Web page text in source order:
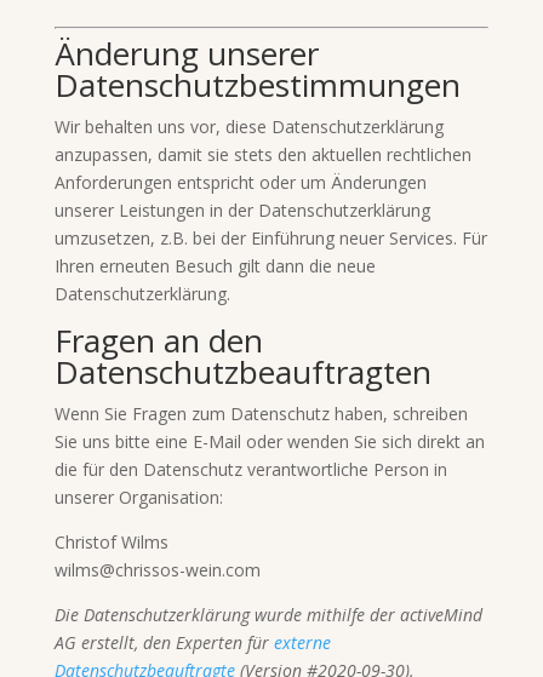
Änderung unserer
Datenschutzbestimmungen
Wir behalten uns vor, diese Datenschutzerklärung
anzupassen, damit sie stets den aktuellen rechtlichen
Anforderungen entspricht oder um Änderungen
unserer Leistungen in der Datenschutzerklärung
umzusetzen, z.B. bei der Einführung neuer Services. Für
Ihren erneuten Besuch gilt dann die neue
Datenschutzerklärung.
Fragen an den
Datenschutzbeauftragten
Wenn Sie Fragen zum Datenschutz haben, schreiben
Sie uns bitte eine E-Mail oder wenden Sie sich direkt an
die für den Datenschutz verantwortliche Person in
unserer Organisation:
Christof Wilms
wilms@chrissos-wein.com
Die Datenschutzerklärung wurde mithilfe der activeMind
AG erstellt, den Experten für externe
Datenschutzbeauftragte(Version #2020-09-30).